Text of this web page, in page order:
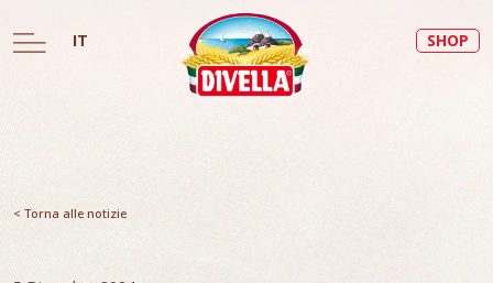
IT SHOP
< Torna alle notizie